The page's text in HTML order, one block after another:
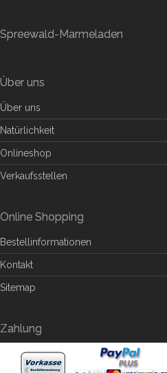
Spreewald-Marmeladen
Über uns
Über uns
Natürlichkeit
Onlineshop
Verkaufsstellen
Online Shopping
Bestellinformationen
Kontakt
Sitemap
Zahlung